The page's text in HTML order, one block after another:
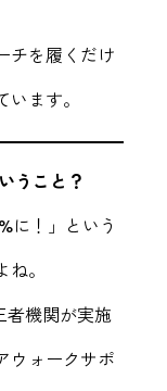
チを履くだけ
ます。
うこと？
に！」という
。
者機関が実施
ウォークサポ